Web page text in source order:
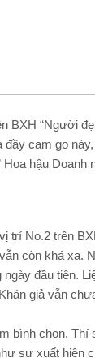
BXH “Người
đầy cam go
hậu Doanh
trí No.2 trên
còn khá xa.
đầu tiên.
giả vẫn
bình chọn. Thí
sự xuất hiện